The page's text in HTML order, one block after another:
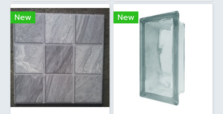
New New